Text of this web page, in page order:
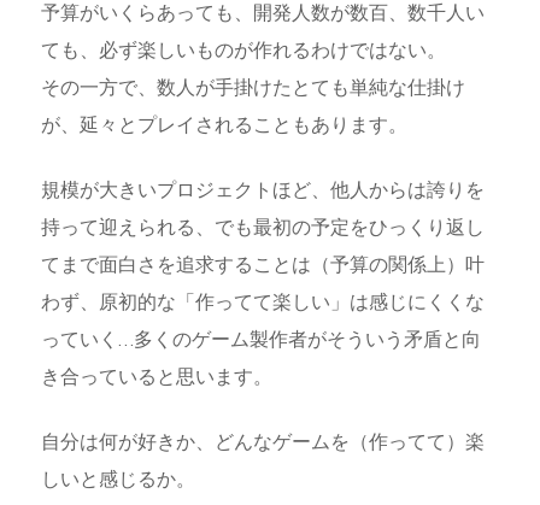
予算がいくらあっても、開発人数が数百、数千人い
ても、必ず楽しいものが作れるわけではない。
その一方で、数人が手掛けたとても単純な仕掛け
が、延々とプレイされることもあります。
規模が大きいプロジェクトほど、他人からは誇りを
持って迎えられる、でも最初の予定をひっくり返し
てまで面白さを追求することは（予算の関係上）叶
わず、原初的な「作ってて楽しい」は感じにくくな
っていく…多くのゲーム製作者がそういう矛盾と向
き合っていると思います。
自分は何が好きか、どんなゲームを（作ってて）楽
しいと感じるか。